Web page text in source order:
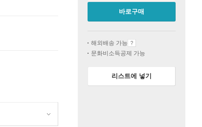
바로구매
해외배송 가능
문화비소득공제 가능
리스트에 넣기